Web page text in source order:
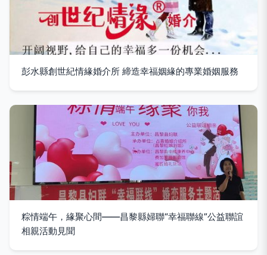
彭水縣創世紀情緣婚介所 締造幸福姻緣的專業婚姻服務
粽情端午，緣聚心間——昌黎縣婦聯“幸福聯線”公益聯誼
相親活動見聞